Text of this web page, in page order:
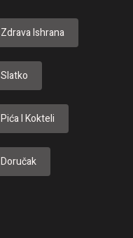
Zdrava Ishrana
Slatko
Pića I Kokteli
Doručak